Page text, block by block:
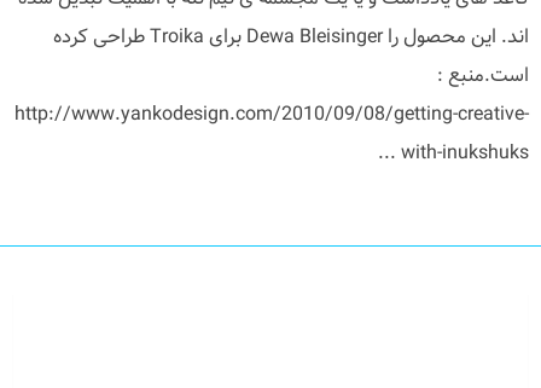
اند. این محصول را Dewa Bleisinger برای Troika طراحی کرده
است.منبع :
http://www.yankodesign.com/2010/09/08/getting-creative-
with-inukshuks ...